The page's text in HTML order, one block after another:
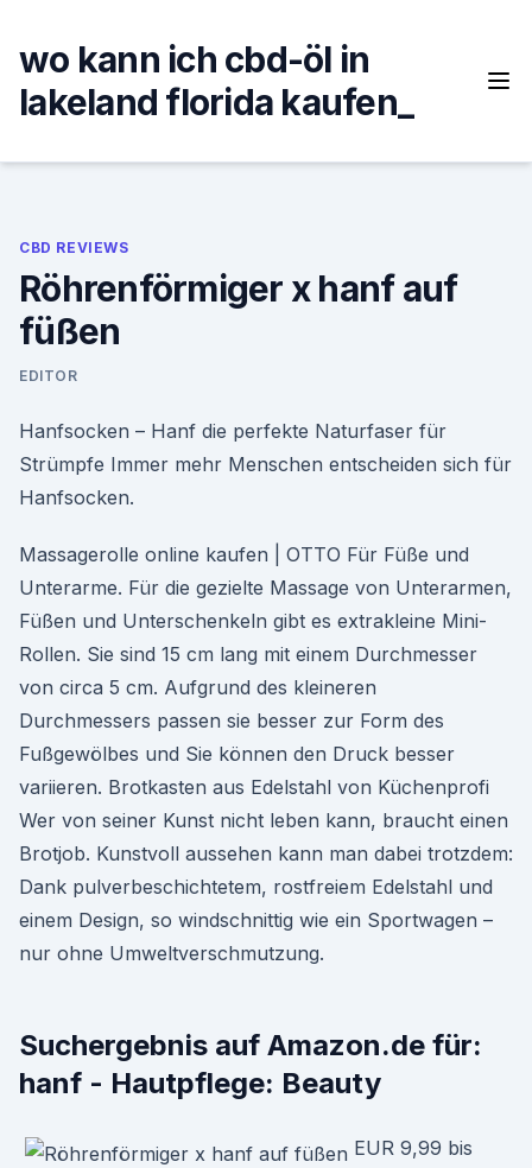
content
wo kann ich cbd-öl in
lakeland florida kaufen_
CBD REVIEWS
Röhrenförmiger x hanf auf
füßen
EDITOR
Hanfsocken – Hanf die perfekte Naturfaser für
Strümpfe Immer mehr Menschen entscheiden sich für
Hanfsocken.
Massagerolle online kaufen | OTTO Für Füße und
Unterarme. Für die gezielte Massage von Unterarmen,
Füßen und Unterschenkeln gibt es extrakleine Mini-
Rollen. Sie sind 15 cm lang mit einem Durchmesser
von circa 5 cm. Aufgrund des kleineren
Durchmessers passen sie besser zur Form des
Fußgewölbes und Sie können den Druck besser
variieren. Brotkasten aus Edelstahl von Küchenprofi
Wer von seiner Kunst nicht leben kann, braucht einen
Brotjob. Kunstvoll aussehen kann man dabei trotzdem:
Dank pulverbeschichtetem, rostfreiem Edelstahl und
einem Design, so windschnittig wie ein Sportwagen –
nur ohne Umweltverschmutzung.
Suchergebnis auf Amazon.de für:
hanf - Hautpflege: Beauty
EUR 9,99 bis